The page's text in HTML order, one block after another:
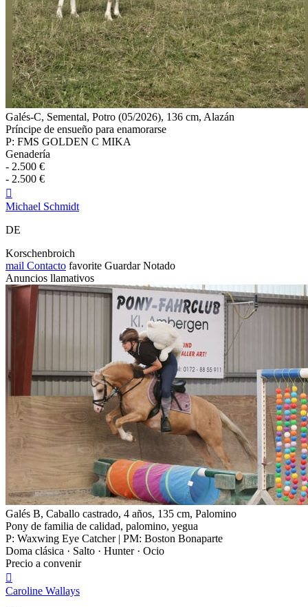
Galés-C, Semental, Potro (05/2026), 136 cm, Alazán
Príncipe de ensueño para enamorarse
P: FMS GOLDEN C MIKA
Genadería
- 2.500 €
- 2.500 €

Michael Schmidt
DE
Korschenbroich
mail Contacto favorite Guardar Notado
Anuncios llamativos
Galés B, Caballo castrado, 4 años, 135 cm, Palomino
Pony de familia de calidad, palomino, yegua
P: Waxwing Eye Catcher | PM: Boston Bonaparte
Doma clásica · Salto · Hunter · Ocio
Precio a convenir

Caroline Wallays